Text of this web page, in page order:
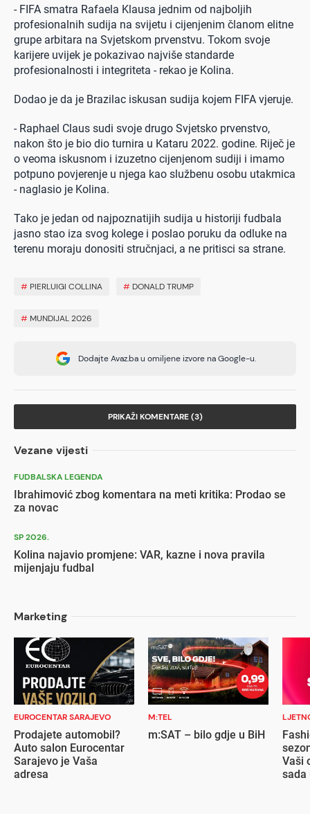
- FIFA smatra Rafaela Klausa jednim od najboljih
profesionalnih sudija na svijetu i cijenjenim članom elitne
grupe arbitara na Svjetskom prvenstvu. Tokom svoje
karijere uvijek je pokazivao najviše standarde
profesionalnosti i integriteta - rekao je Kolina.
Dodao je da je Brazilac iskusan sudija kojem FIFA vjeruje.
- Raphael Claus sudi svoje drugo Svjetsko prvenstvo,
nakon što je bio dio turnira u Kataru 2022. godine. Riječ je
o veoma iskusnom i izuzetno cijenjenom sudiji i imamo
potpuno povjerenje u njega kao službenu osobu utakmica
- naglasio je Kolina.
Tako je jedan od najpoznatijih sudija u historiji fudbala
jasno stao iza svog kolege i poslao poruku da odluke na
terenu moraju donositi stručnjaci, a ne pritisci sa strane.
# PIERLUIGI COLLINA # DONALD TRUMP
# MUNDIJAL 2026
Dodajte Avaz.ba u omiljene izvore na Google-u.
PRIKAŽI KOMENTARE (3)
Vezane vijesti
FUDBALSKA LEGENDA
Ibrahimović zbog komentara na meti kritika: Prodao se
za novac
SP 2026.
Kolina najavio promjene: VAR, kazne i nova pravila
mijenjaju fudbal
Marketing
EUROCENTAR SARAJEVO
Prodajete automobil?
Auto salon Eurocentar
Sarajevo je Vaša
adresa
M:TEL
m:SAT – bilo gdje u BiH
Vaši
sada